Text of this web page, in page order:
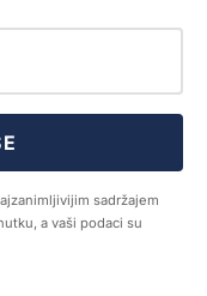
sadržajem
a vaši podaci su